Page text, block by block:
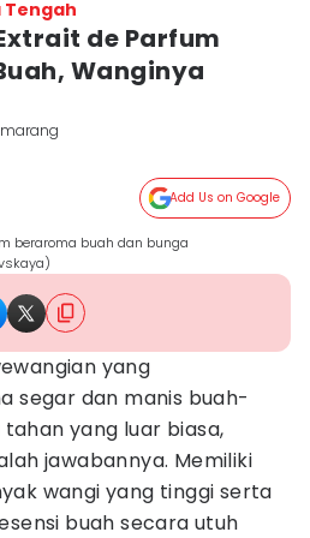
Tengah
de Parfum
Wanginya
Add Us on Google
beraroma buah dan bunga
yang
segar dan manis buah-
yang luar biasa,
jawabannya. Memiliki
wangi yang tinggi serta
buah secara utuh